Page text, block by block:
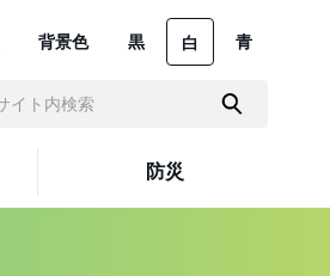
防災
背景色 黒 白 青